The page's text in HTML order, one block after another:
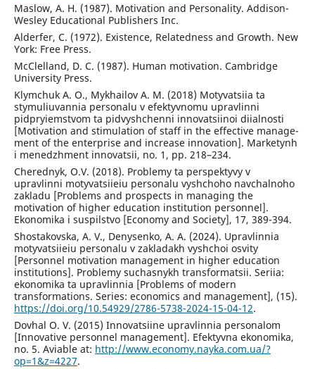
Maslow, A. H. (1987). Motivation and Personality. Addison-
Wesley Educational Publishers Inc.
Alderfer, C. (1972). Existence, Relatedness and Growth. New
York: Free Press.
McClelland, D. C. (1987). Human motivation. Cambridge
University Press.
Klymchuk A. O., Mykhailov A. M. (2018) Motyvatsiia ta
stymuliuvannia personalu v efektyvnomu upravlinni
pidpryiemstvom ta pidvyshchenni innovatsiinoi diialnosti
[Motivation and stimulation of staff in the effective manage-
ment of the enterprise and increase innovation]. Marketynh
i menedzhment innovatsii, no. 1, pp. 218–234.
Cherednyk, O.V. (2018). Problemy ta perspektyvy v
upravlinni motyvatsiieiu personalu vyshchoho navchalnoho
zakladu [Problems and prospects in managing the
motivation of higher education institution personnel].
Ekonomika i suspilstvo [Economy and Society], 17, 389-394.
Shostakovska, A. V., Denysenko, A. A. (2024). Upravlinnia
motyvatsiieiu personalu v zakladakh vyshchoi osvity
[Personnel motivation management in higher education
institutions]. Problemy suchasnykh transformatsii. Seriia:
ekonomika ta upravlinnia [Problems of modern
transformations. Series: economics and management], (15).
https://doi.org/10.54929/2786-5738-2024-15-04-12.
Dovhal O. V. (2015) Innovatsiine upravlinnia personalom
[Innovative personnel management]. Efektyvna ekonomika,
no. 5. Aviable at: http://www.economy.nayka.com.ua/?
op=1&z=4227.